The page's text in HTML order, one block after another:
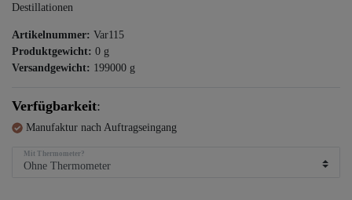
Destillationen
Artikelnummer: Var115
Produktgewicht: 0 g
Versandgewicht: 199000 g
Verfügbarkeit:
Manufaktur nach Auftragseingang
Mit Thermometer?